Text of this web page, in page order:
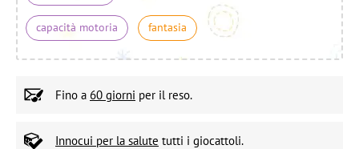
capacità motoria fantasia
Fino a 60 giorni per il reso.
Innocui per la salute tutti i giocattoli.